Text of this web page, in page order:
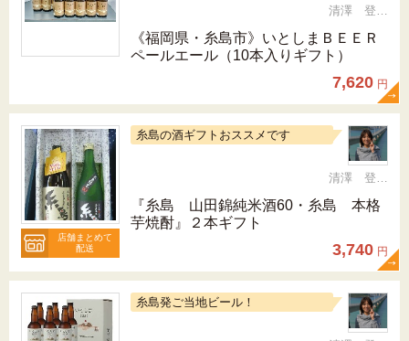
清澤 登希子
《福岡県・糸島市》いとしまＢＥＥＲ
ペールエール（10本入りギフト）
7,620 円
店舗まとめて
配送
糸島の酒ギフトおススメです
清澤 登希子
『糸島 山田錦純米酒60・糸島 本格
芋焼酎』２本ギフト
3,740 円
糸島発ご当地ビール！